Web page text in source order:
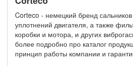
Corteco - немецкий бренд
уплотнений двигателя, а также
коробки и мотора, и других
более подробно про каталог
принцип работы компании и